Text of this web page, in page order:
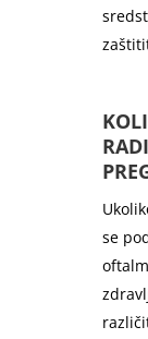
se